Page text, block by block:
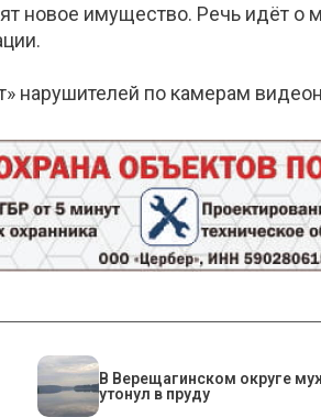
новое имущество. Речь идёт
нарушителей по камерам
В Верещагинском округе
утонул в пруду